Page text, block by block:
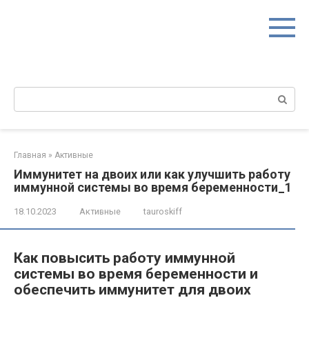
Поиск:
Главная » Активные
Иммунитет на двоих или как улучшить работу
иммунной системы во время беременности_1
18.10.2023 Активные tauroskiff
Как повысить работу иммунной
системы во время беременности и
обеспечить иммунитет для двоих